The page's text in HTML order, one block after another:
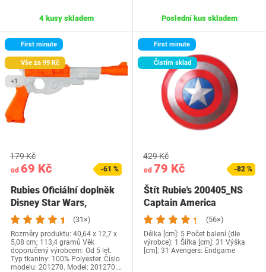
4 kusy skladem Poslední kus skladem
First minute
Vše za 99 Kč
+1
od 69 Kč
179 Kč
-61 %
Rubies Oficiální doplněk
Disney Star Wars,
doplněk ke…
(31×)
Rozměry produktu: 40,64 x 12,7 x
5,08 cm; 113,4 gramů Věk
doporučený výrobcem: Od 5 let.
Typ tkaniny: 100% Polyester. Číslo
modelu: 201270. Model: 201270.…
First minute
Čistím sklad
od 79 Kč
429 Kč
-82 %
Štít Rubie's 200405_NS
Captain America
(56×)
Délka [cm]: 5 Počet balení (dle
výrobce): 1 Šířka [cm]: 31 Výška
[cm]: 31 Avengers: Endgame